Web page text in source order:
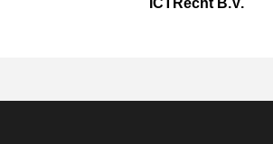
ICTRecht B.V.